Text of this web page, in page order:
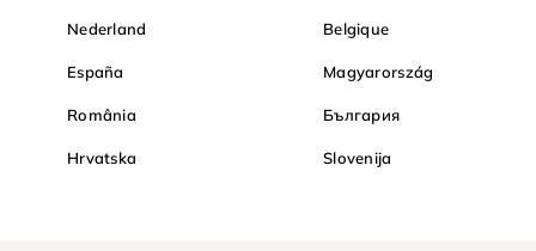
Nederland Belgique
España Magyarország
România България
Hrvatska Slovenija